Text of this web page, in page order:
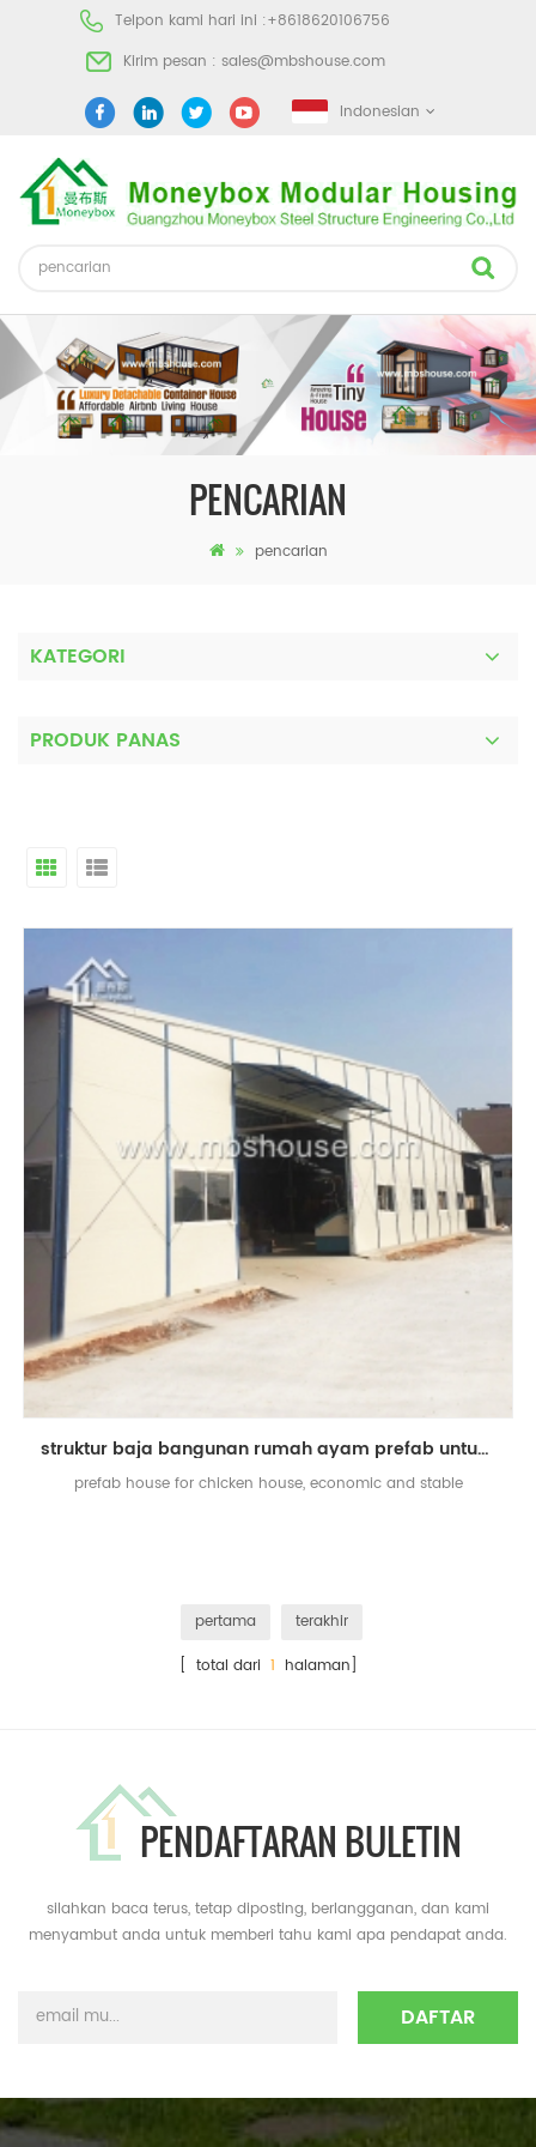
Telpon kami hari ini :+8618620106756
Kirim pesan : sales@mbshouse.com
Indonesian
PENCARIAN
pencarian
KATEGORI
PRODUK PANAS
struktur baja bangunan rumah ayam prefab untuk peternakan unggas
prefab house for chicken house, economic and stable
pertama
terakhir
[ total dari 1 halaman]
PENDAFTARAN BULETIN
silahkan baca terus, tetap diposting, berlangganan, dan kami
menyambut anda untuk memberi tahu kami apa pendapat anda.